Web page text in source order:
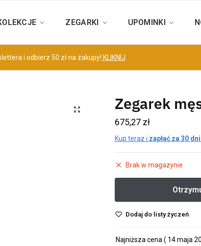
ZEGARKI UPOMINKI
i odbierz 50 zł na zakupy! KLIKNIJ
Zegarek
675,27 zł
Kup teraz i zapłać za 30
Brak w magazynie
Dodaj do listy życzeń
Najniższa cena ( 14 maja